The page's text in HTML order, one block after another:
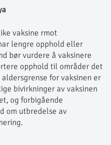
vaksine rmot
lengre opphold eller
bør vurdere å vaksinere
opphold til områder det
for vaksinen er
bivirkninger av vaksinen
og forbigående
om utbredelse av